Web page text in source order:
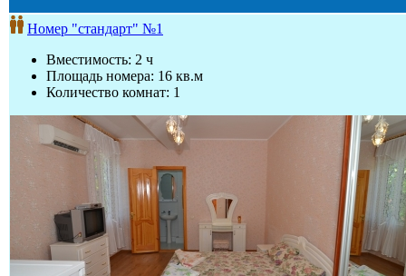
Номер "стандарт" №1
Вместимость: 2 ч
Площадь номера: 16 кв.м
Количество комнат: 1